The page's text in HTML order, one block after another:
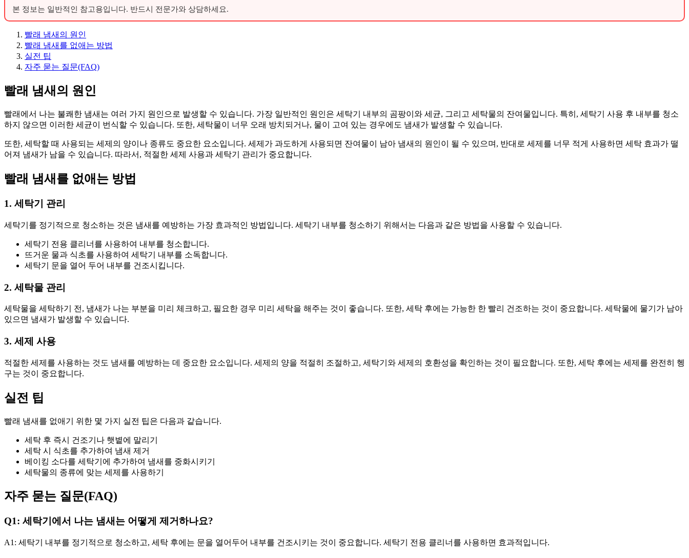
본 정보는 일반적인 참고용입니다. 반드시 전문가와 상담하세요.
빨래 냄새의 원인
빨래 냄새를 없애는 방법
실전 팁
자주 묻는 질문(FAQ)
빨래 냄새의 원인
빨래에서 나는 불쾌한 냄새는 여러 가지 원인으로 발생할 수 있습니다. 가장 일반적인 원인은 세탁기 내부의 곰팡이와 세균, 그리고 세탁물의 잔여물입니다. 특히, 세탁기 사용 후 내부를 청소
하지 않으면 이러한 세균이 번식할 수 있습니다. 또한, 세탁물이 너무 오래 방치되거나, 물이 고여 있는 경우에도 냄새가 발생할 수 있습니다.
또한, 세탁할 때 사용되는 세제의 양이나 종류도 중요한 요소입니다. 세제가 과도하게 사용되면 잔여물이 남아 냄새의 원인이 될 수 있으며, 반대로 세제를 너무 적게 사용하면 세탁 효과가 떨
어져 냄새가 남을 수 있습니다. 따라서, 적절한 세제 사용과 세탁기 관리가 중요합니다.
빨래 냄새를 없애는 방법
1. 세탁기 관리
세탁기를 정기적으로 청소하는 것은 냄새를 예방하는 가장 효과적인 방법입니다. 세탁기 내부를 청소하기 위해서는 다음과 같은 방법을 사용할 수 있습니다.
세탁기 전용 클리너를 사용하여 내부를 청소합니다.
뜨거운 물과 식초를 사용하여 세탁기 내부를 소독합니다.
세탁기 문을 열어 두어 내부를 건조시킵니다.
2. 세탁물 관리
세탁물을 세탁하기 전, 냄새가 나는 부분을 미리 체크하고, 필요한 경우 미리 세탁을 해주는 것이 좋습니다. 또한, 세탁 후에는 가능한 한 빨리 건조하는 것이 중요합니다. 세탁물에 물기가 남아
있으면 냄새가 발생할 수 있습니다.
3. 세제 사용
적절한 세제를 사용하는 것도 냄새를 예방하는 데 중요한 요소입니다. 세제의 양을 적절히 조절하고, 세탁기와 세제의 호환성을 확인하는 것이 필요합니다. 또한, 세탁 후에는 세제를 완전히 헹
구는 것이 중요합니다.
실전 팁
빨래 냄새를 없애기 위한 몇 가지 실전 팁은 다음과 같습니다.
세탁 후 즉시 건조기나 햇볕에 말리기
세탁 시 식초를 추가하여 냄새 제거
베이킹 소다를 세탁기에 추가하여 냄새를 중화시키기
세탁물의 종류에 맞는 세제를 사용하기
자주 묻는 질문(FAQ)
Q1: 세탁기에서 나는 냄새는 어떻게 제거하나요?
A1: 세탁기 내부를 정기적으로 청소하고, 세탁 후에는 문을 열어두어 내부를 건조시키는 것이 중요합니다. 세탁기 전용 클리너를 사용하면 효과적입니다.